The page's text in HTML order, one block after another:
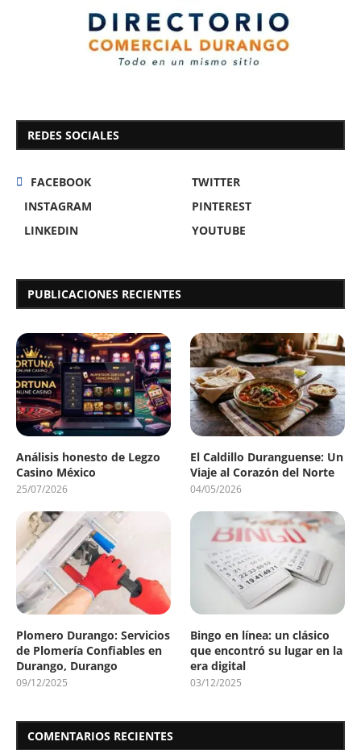
REDES SOCIALES
FACEBOOK
TWITTER
INSTAGRAM
PINTEREST
LINKEDIN
YOUTUBE
PUBLICACIONES RECIENTES
Análisis honesto de Legzo
Casino México
25/07/2026
El Caldillo Duranguense: Un
Viaje al Corazón del Norte
04/05/2026
Plomero Durango: Servicios
de Plomería Confiables en
Durango, Durango
09/12/2025
Bingo en línea: un clásico
que encontró su lugar en la
era digital
03/12/2025
COMENTARIOS RECIENTES